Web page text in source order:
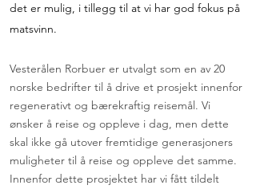
det er mulig, i tillegg til at vi har god fokus på
matsvinn.
Vesterålen Rorbuer er utvalgt som en av 20
norske bedrifter til å drive et prosjekt innenfor
regenerativt og bærekraftig reisemål. Vi
ønsker å reise og oppleve i dag, men dette
skal ikke gå utover fremtidige generasjoners
muligheter til å reise og oppleve det samme.
Innenfor dette prosjektet har vi fått tildelt